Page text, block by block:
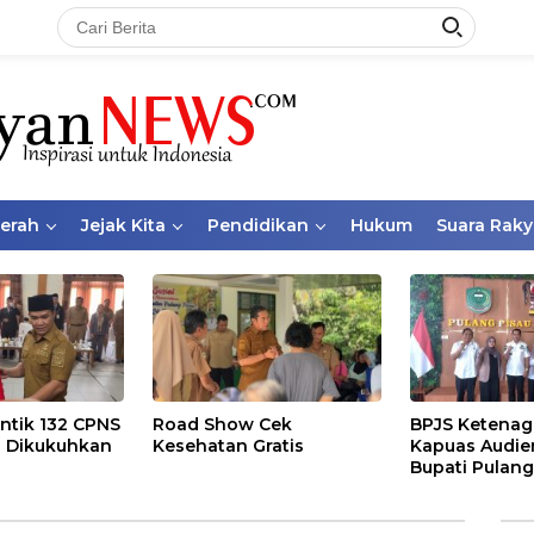
Jejak Kita Pendidikan Hukum Suara
132 CPNS
Dikukuhkan
Road Show Cek
Kesehatan Gratis
BPJS
Kapuas
Bupati